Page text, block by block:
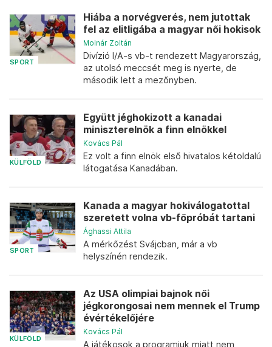
SPORT
Hiába a norvégverés, nem jutottak
fel az elitligába a magyar női hokisok
Molnár Zoltán
Divízió I/A-s vb-t rendezett Magyarország,
az utolsó meccsét meg is nyerte, de
második lett a mezőnyben.
KÜLFÖLD
Együtt jéghokizott a kanadai
miniszterelnök a finn elnökkel
Kovács Pál
Ez volt a finn elnök első hivatalos kétoldalú
látogatása Kanadában.
SPORT
Kanada a magyar hokiválogatottal
szeretett volna vb-főpróbát tartani
Ághassi Attila
A mérkőzést Svájcban, már a vb
helyszínén rendezik.
KÜLFÖLD
Az USA olimpiai bajnok női
jégkorongosai nem mennek el Trump
évértékelőjére
Kovács Pál
A játékosok a programjuk miatt nem